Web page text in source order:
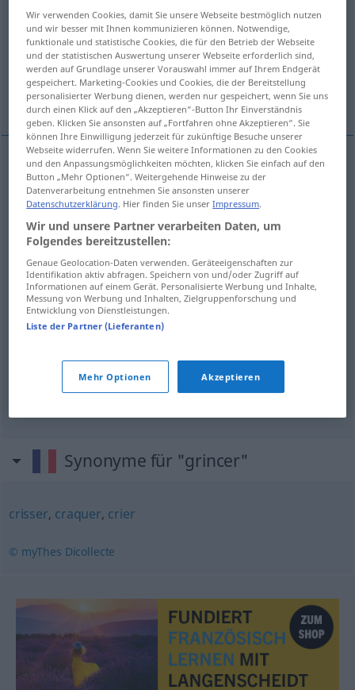
grincer [gʀɛ̃se]v/i <-ç->
Übersicht aller Übersetzungen
(Für mehr Details die Übersetzung anklicken/antippen)
knarren, quietschen Weitere Beispiele...
knarren grincer
quietschen
Beispiele
grincer des dents
mit den Zähnenknirschen
cela (me)faitgrincer des dentspour un bruit strident
das geht mir durch
, durch und durch
Synonyme für "grincer"
crisser, craquer, crier
© myThes Dicollecte
Wir verwenden Cookies, damit Sie unsere Webseite bestmöglich nutzen
und wir besser mit Ihnen kommunizieren können. Notwendige,
funktionale und statistische Cookies, die für den Betrieb der Webseite
und der statistischen Auswertung unserer Webseite erforderlich sind,
werden auf Grundlage unserer Vorauswahl immer auf Ihrem Endgerät
gespeichert. Marketing-Cookies und Cookies, die der Bereitstellung
personalisierter Werbung dienen, werden nur gespeichert, wenn Sie uns
durch einen Klick auf den „Akzeptieren“-Button Ihr Einverständnis
geben. Klicken Sie ansonsten auf „Fortfahren ohne Akzeptieren“. Sie
können Ihre Einwilligung jederzeit für zukünftige Besuche unserer
Webseite widerrufen. Wenn Sie weitere Informationen zu den Cookies
und den Anpassungsmöglichkeiten möchten, klicken Sie einfach auf den
Button „Mehr Optionen“. Weitergehende Hinweise zu der
Datenverarbeitung entnehmen Sie ansonsten unserer
Datenschutzerklärung. Hier finden Sie unserImpressum.
Wir und unsere Partner verarbeiten Daten, um
Folgendes bereitzustellen:
Genaue Geolocation-Daten verwenden. Geräteeigenschaften zur
Identifikation aktiv abfragen. Speichern von und/oder Zugriff auf
Informationen auf einem Gerät. Personalisierte Werbung und Inhalte,
Messung von Werbung und Inhalten, Zielgruppenforschung und
Entwicklung von Dienstleistungen.
Liste der Partner (Lieferanten)
Mehr Optionen Akzeptieren